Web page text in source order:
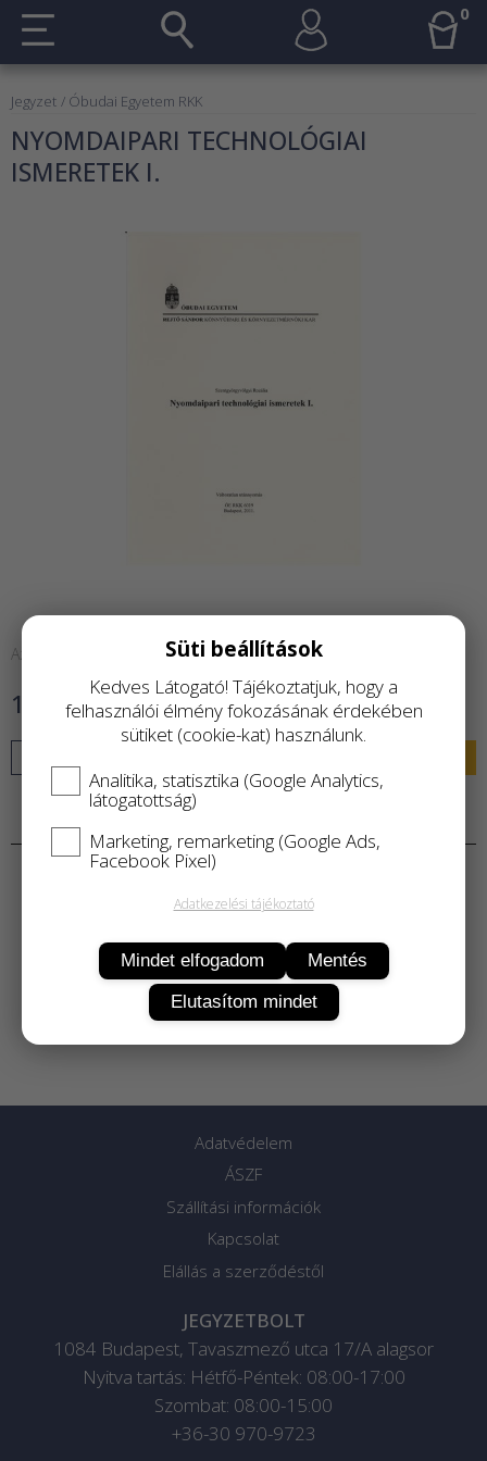
0
Jegyzet / Óbudai Egyetem RKK
NYOMDAIPARI TECHNOLÓGIAI
ISMERETEK I.
Azonnal raktárról
1 500 Ft
Adatvédelem
ÁSZF
Szállítási információk
Kapcsolat
Elállás a szerződéstől
JEGYZETBOLT
1084 Budapest, Tavaszmező utca 17/A alagsor
Nyitva tartás: Hétfő-Péntek: 08:00-17:00
Szombat: 08:00-15:00
+36-30 970-9723
Süti beállítások
Kedves Látogató! Tájékoztatjuk, hogy a
felhasználói élmény fokozásának érdekében
sütiket (cookie-kat) használunk.
Analitika, statisztika (Google Analytics,
látogatottság)
Marketing, remarketing (Google Ads,
Facebook Pixel)
Adatkezelési tájékoztató
Mindet elfogadom
Mentés
Elutasítom mindet